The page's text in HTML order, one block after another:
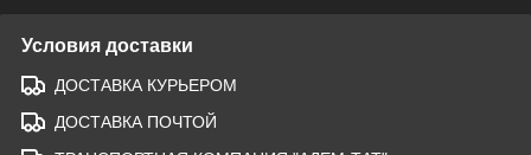
Условия доставки
ДОСТАВКА КУРЬЕРОМ
ДОСТАВКА ПОЧТОЙ